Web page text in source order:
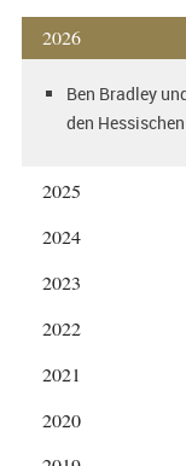
2026
Ben Bradley
den
2025
2024
2023
2022
2021
2020